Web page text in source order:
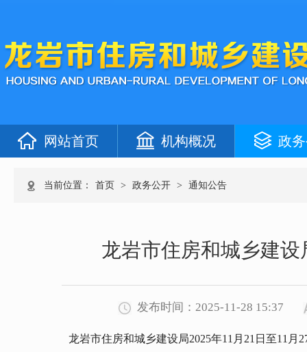
网站首页 机构概况 政
当前位置： 首页 > 政务公开 > 通知公告
龙岩市住房和城乡建设
发布时间：2025-11-28 15:37
龙岩市住房和城乡建设局2025年11月21日至11月